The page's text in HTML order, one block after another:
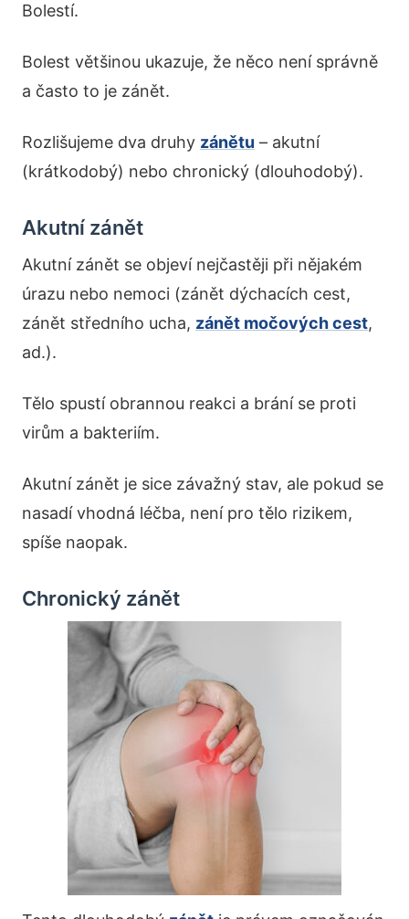
Bolestí.
Bolest většinou ukazuje, že něco není správně
a často to je zánět.
Rozlišujeme dva druhy zánětu – akutní
(krátkodobý) nebo chronický (dlouhodobý).
Akutní zánět
Akutní zánět se objeví nejčastěji při nějakém
úrazu nebo nemoci (zánět dýchacích cest,
zánět středního ucha, zánět močových cest,
ad.).
Tělo spustí obrannou reakci a brání se proti
virům a bakteriím.
Akutní zánět je sice závažný stav, ale pokud se
nasadí vhodná léčba, není pro tělo rizikem,
spíše naopak.
Chronický zánět